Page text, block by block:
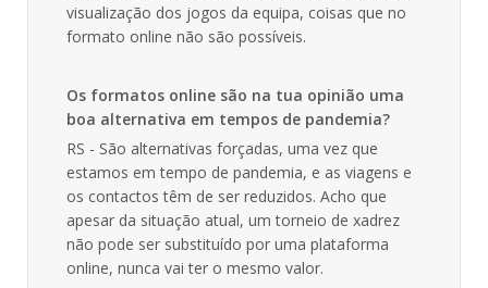
visualização dos jogos da equipa, coisas que no
formato online não são possíveis.
Os formatos online são na tua opinião uma
boa alternativa em tempos de pandemia?
RS - São alternativas forçadas, uma vez que
estamos em tempo de pandemia, e as viagens e
os contactos têm de ser reduzidos. Acho que
apesar da situação atual, um torneio de xadrez
não pode ser substituído por uma plataforma
online, nunca vai ter o mesmo valor.